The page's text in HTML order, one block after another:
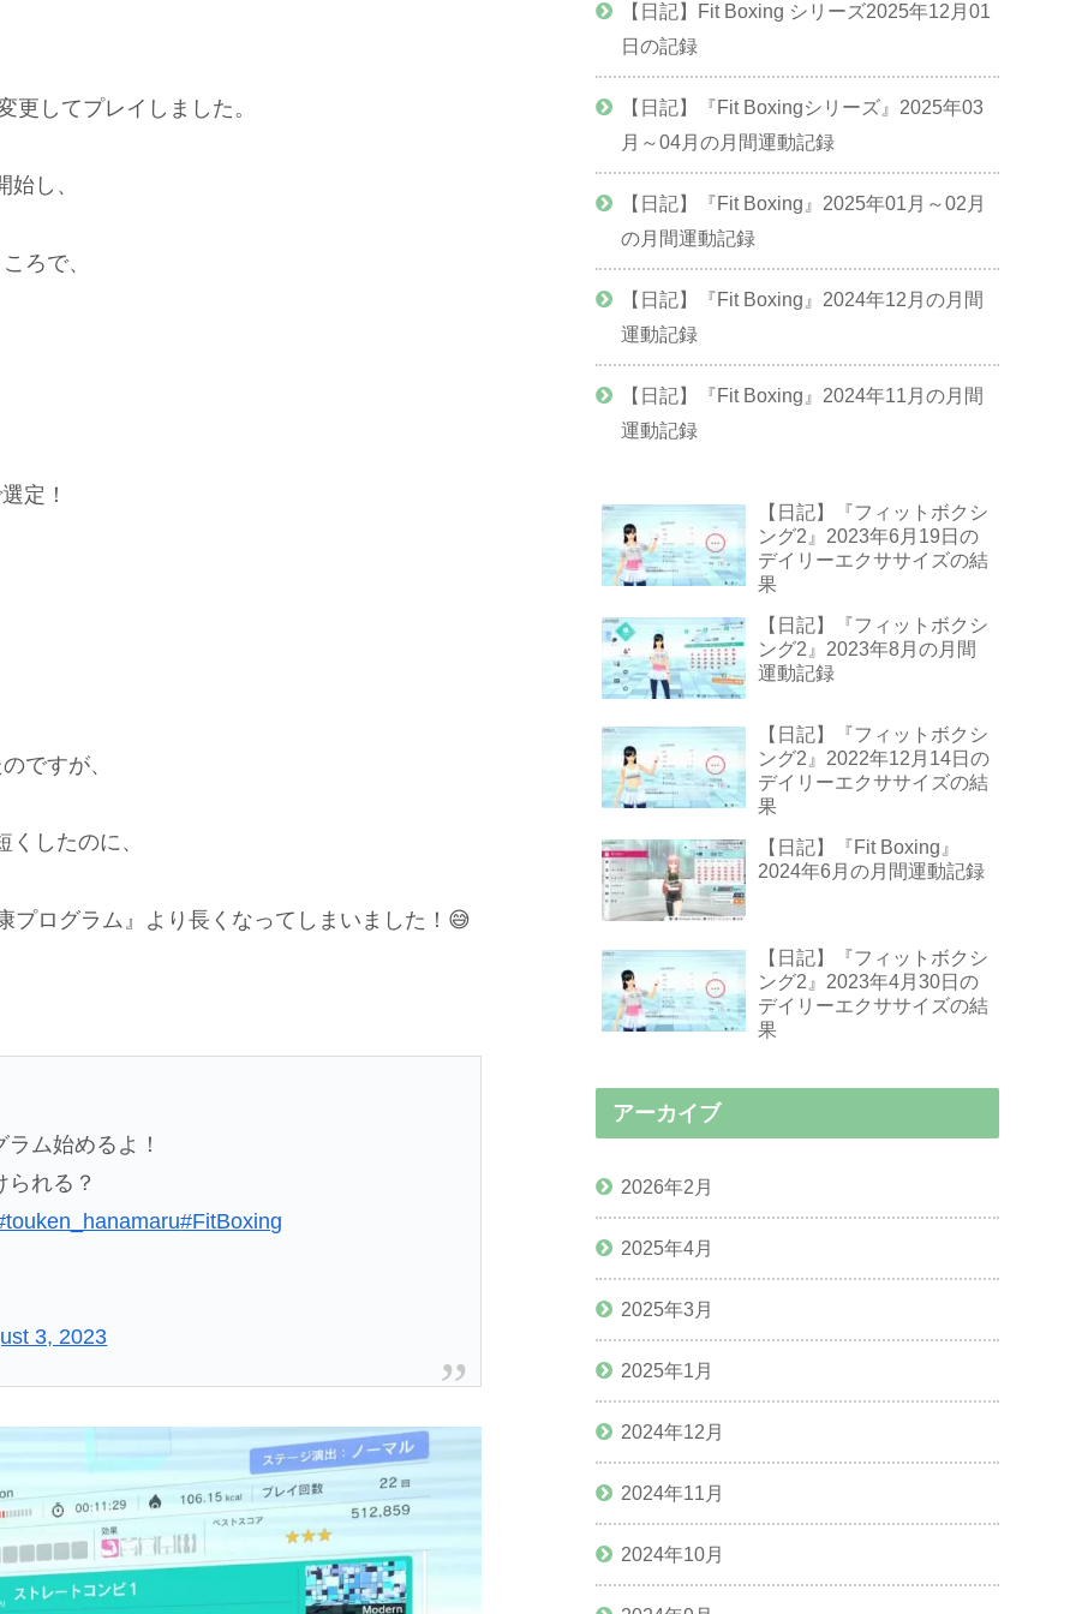
してプレイしました。
し、
ろで、
定！
ですが、
したのに、
プログラム』より長くなってしまいました！😅
ム始めるよ！
れる？
#FitBoxing
3, 2023
【日記】Fit Boxing シリーズ2025年12月01
日の記録
【日記】『Fit Boxingシリーズ』2025年03
月～04月の月間運動記録
【日記】『Fit Boxing』2025年01月～02月
の月間運動記録
【日記】『Fit Boxing』2024年12月の月間
運動記録
【日記】『Fit Boxing』2024年11月の月間
運動記録
【日記】『フィットボクシ
ング2』2023年6月19日の
デイリーエクササイズの結
果
【日記】『フィットボクシ
ング2』2023年8月の月間
運動記録
【日記】『フィットボクシ
ング2』2022年12月14日の
デイリーエクササイズの結
果
【日記】『Fit Boxing』
2024年6月の月間運動記録
【日記】『フィットボクシ
ング2』2023年4月30日の
デイリーエクササイズの結
果
アーカイブ
2026年2月
2025年4月
2025年3月
2025年1月
2024年12月
2024年11月
2024年10月